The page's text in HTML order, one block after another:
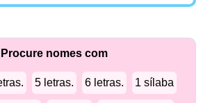
Procure nomes com
5 letras. 6 letras. 1 sílaba